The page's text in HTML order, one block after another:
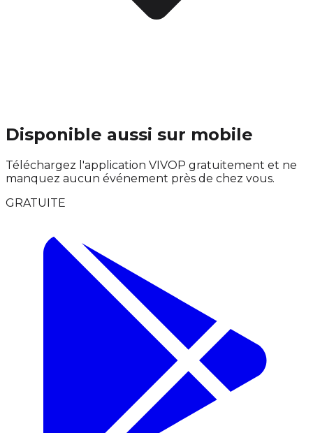
Disponible aussi sur mobile
Téléchargez l'application VIVOP gratuitement et ne
manquez aucun événement près de chez vous.
GRATUITE